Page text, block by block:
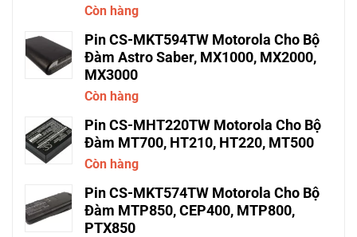
Còn hàng
Pin CS-MKT594TW Motorola Cho Bộ
Đàm Astro Saber, MX1000, MX2000,
MX3000
Còn hàng
Pin CS-MHT220TW Motorola Cho Bộ
Đàm MT700, HT210, HT220, MT500
Còn hàng
Pin CS-MKT574TW Motorola Cho Bộ
Đàm MTP850, CEP400, MTP800,
PTX850